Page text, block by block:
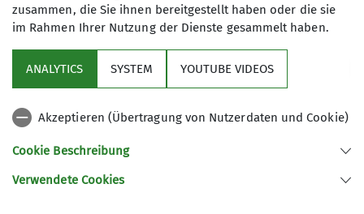
Auf rutschigen Waldsteigen und Forstpisten
schritten wir bergan zum Lippisch Velmerstot.
Witterungsbedingt war unser Tempo leider
langsamer als geplant. Darum - und weil bei
diesem Wetter der Zugang zu den die
Externsteinen geschlossen war - haben wir die
Strecke dann etwas verkürzt.
Nach einer kleinen Stärkung an einem
unscheinbaren Kiosk mit heißem Kaffee und
zusammen, die Sie ihnen bereitgestellt haben oder die sie
im Rahmen Ihrer Nutzung der Dienste gesammelt haben.
ANALYTICS SYSTEM YOUTUBE VIDEOS
Akzeptieren (Übertragung von Nutzerdaten und Cookie)
Cookie Beschreibung
Verwendete Cookies